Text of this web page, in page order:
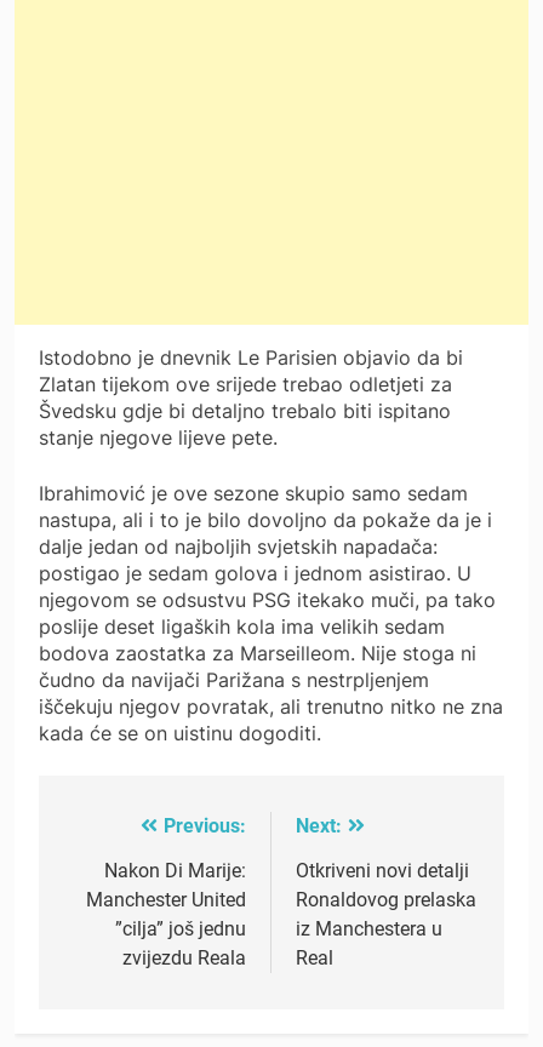
Istodobno je dnevnik Le Parisien objavio da bi
Zlatan tijekom ove srijede trebao odletjeti za
Švedsku gdje bi detaljno trebalo biti ispitano
stanje njegove lijeve pete.
Ibrahimović je ove sezone skupio samo sedam
nastupa, ali i to je bilo dovoljno da pokaže da je i
dalje jedan od najboljih svjetskih napadača:
postigao je sedam golova i jednom asistirao. U
njegovom se odsustvu PSG itekako muči, pa tako
poslije deset ligaških kola ima velikih sedam
bodova zaostatka za Marseilleom. Nije stoga ni
čudno da navijači Parižana s nestrpljenjem
iščekuju njegov povratak, ali trenutno nitko ne zna
kada će se on uistinu dogoditi.
navigation
Previous:
Nakon Di Marije:
Manchester United
”cilja” još jednu
zvijezdu Reala
Next:
Otkriveni novi detalji
Ronaldovog prelaska
iz Manchestera u
Real